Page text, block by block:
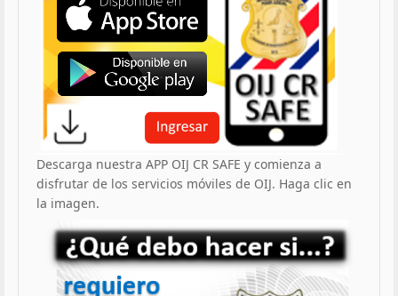
Descarga nuestra APP OIJ CR SAFE y comienza a
disfrutar de los servicios móviles de OIJ. Haga clic en
la imagen.